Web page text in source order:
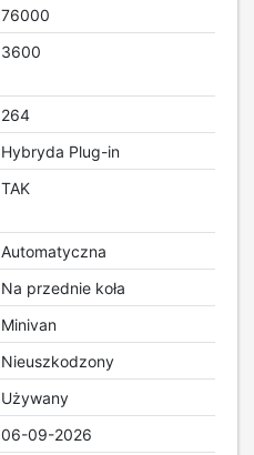
76000
3600
264
Hybryda Plug-in
TAK
Automatyczna
Na przednie koła
Minivan
Nieuszkodzony
Używany
06-09-2026